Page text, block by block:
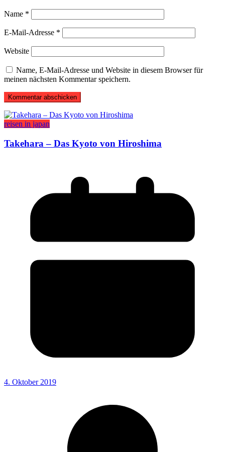
Name *
E-Mail-Adresse *
Website
Name, E-Mail-Adresse und Website in diesem Browser für
meinen nächsten Kommentar speichern.
reisen in japan
Takehara – Das Kyoto von Hiroshima
4. Oktober 2019